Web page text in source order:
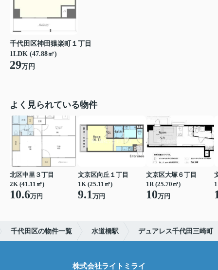
千代田区神田猿楽町１丁目
1LDK (47.88㎡)
29万円
よく見られている物件
北区中里３丁目
2K (41.11㎡)
10.6万円
文京区向丘１丁目
1K (25.11㎡)
9.1万円
文京区大塚６丁目
1R (25.70㎡)
10万円
千代田区の物件一覧 水道橋駅 デュアレス千代田三崎町
株式会社ライトミライ